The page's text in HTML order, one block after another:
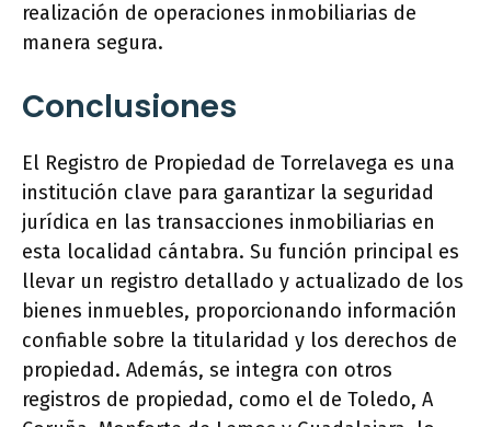
realización de operaciones inmobiliarias de
manera segura.
Conclusiones
El Registro de Propiedad de Torrelavega es una
institución clave para garantizar la seguridad
jurídica en las transacciones inmobiliarias en
esta localidad cántabra. Su función principal es
llevar un registro detallado y actualizado de los
bienes inmuebles, proporcionando información
confiable sobre la titularidad y los derechos de
propiedad. Además, se integra con otros
registros de propiedad, como el de Toledo, A